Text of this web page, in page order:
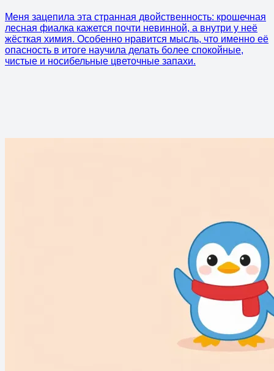
Меня зацепила эта странная двойственность: крошечная
лесная фиалка кажется почти невинной, а внутри у неё
жёсткая химия. Особенно нравится мысль, что именно её
опасность в итоге научила делать более спокойные,
чистые и носибельные цветочные запахи.